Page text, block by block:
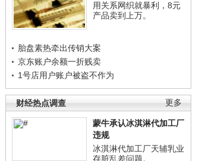
用关系网织就暴利，8元
产品卖到上万。
胎盘素热牵出传销大案
京东账户余额一折贱卖
1号店用户账户被盗不作为
更多
财经热点调查
蒙牛承认冰淇淋代加工厂
违规
冰淇淋代加工厂天辅乳业
存脏乱差问题。